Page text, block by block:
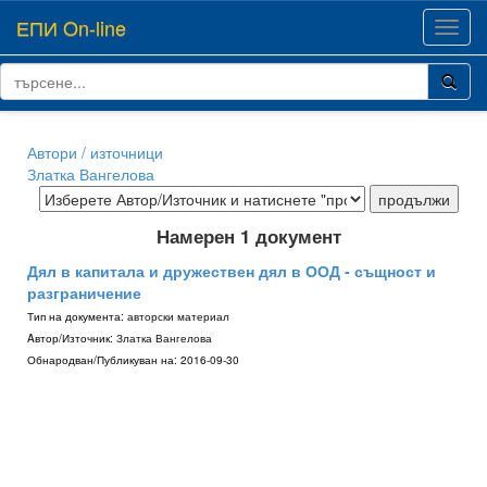
ЕПИ On-line
Автори / източници
Златка Вангелова
Намерен 1 документ
Дял в капитала и дружествен дял в ООД - същност и
разграничение
Тип на документа: авторски материал
Aвтор/Източник: Златка Вангелова
Обнародван/Публикуван на: 2016-09-30